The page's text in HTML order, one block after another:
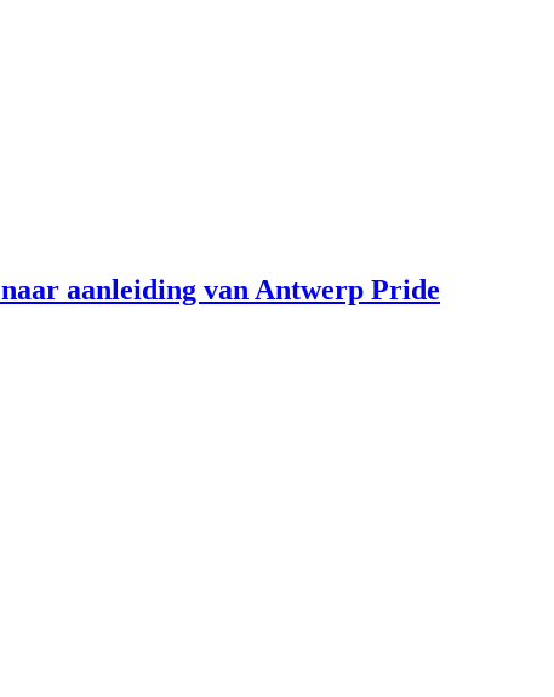
aanleiding van Antwerp Pride